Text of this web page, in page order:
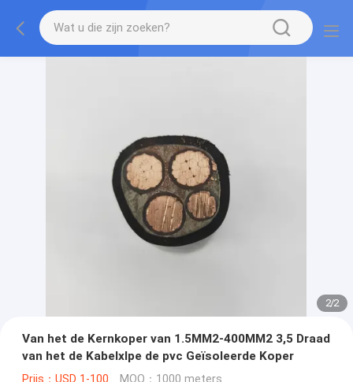
2/2
Van het de Kernkoper van 1.5MM2-400MM2 3,5 Draad
van het de Kabelxlpe de pvc Geïsoleerde Koper
Prijs：USD 1-100 MOQ：1000 meters